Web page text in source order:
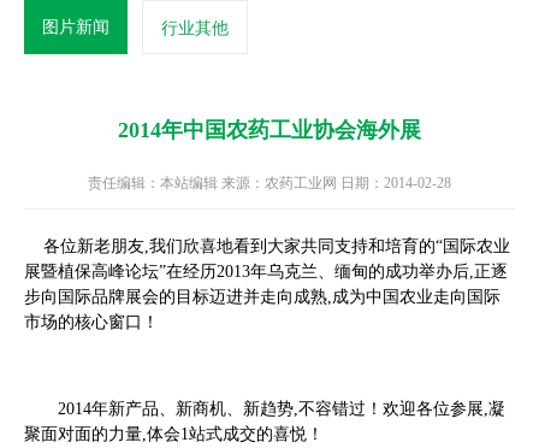
图片新闻 行业其他
2014年中国农药工业协会海外展
责任编辑：本站编辑 来源：农药工业网 日期：2014-02-28
各位新老朋友,我们欣喜地看到大家共同支持和培育的“国际农业
展暨植保高峰论坛”在经历2013年乌克兰、缅甸的成功举办后,正逐
步向国际品牌展会的目标迈进并走向成熟,成为中国农业走向国际
市场的核心窗口！
2014年新产品、新商机、新趋势,不容错过！欢迎各位参展,凝
聚面对面的力量,体会1站式成交的喜悦！